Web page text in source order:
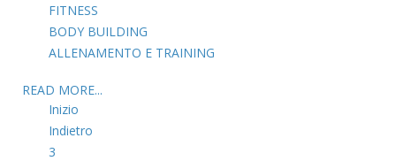
FITNESS
BODY BUILDING
ALLENAMENTO E TRAINING
READ MORE...
Inizio
Indietro
3